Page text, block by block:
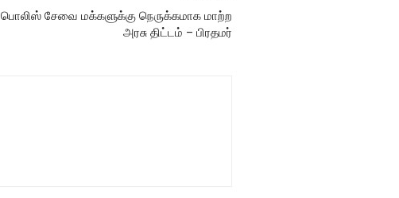
பொலிஸ் சேவை மக்களுக்கு நெருக்கமாக மாற்ற
அரசு திட்டம் – பிரதமர்